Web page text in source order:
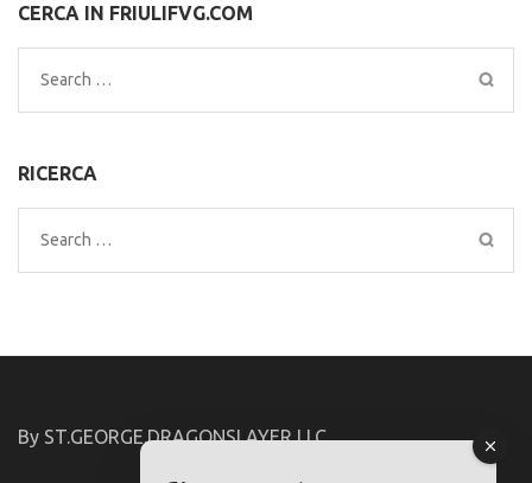
CERCA IN FRIULIFVG.COM
Search
for:
RICERCA
Search
for:
By ST.GEORGE.DRAGONSLAYER LLC